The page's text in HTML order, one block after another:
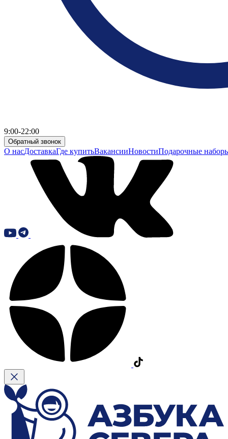
9:00-22:00
Обратный звонок
О насДоставкаГде купитьВакансииНовостиПодарочные